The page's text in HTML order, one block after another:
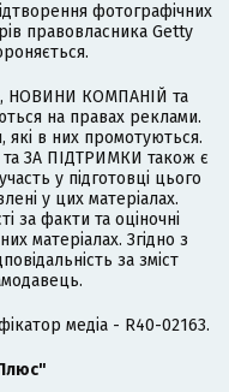
фотографічних
правовласника Getty
НОВИНИ КОМПАНІЙ та
на правах реклами.
які в них промотуються.
ЗА ПІДТРИМКИ також є
у підготовці цього
у цих матеріалах.
за факти та оціночні
матеріалах. Згідно з
за зміст
медіа - R40-02163.